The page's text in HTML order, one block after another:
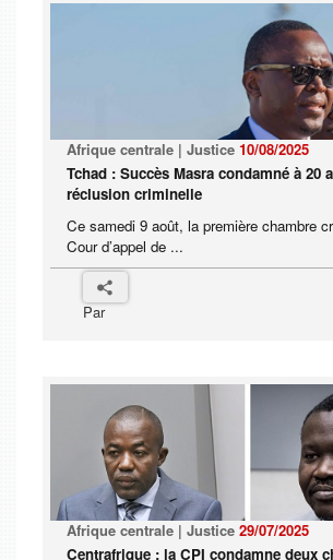
Afrique centrale | Justice 10/08/2025
Tchad : Succès Masra condamné à 20
réclusion criminelle
Ce samedi 9 août, la première chambre
Cour d’appel de ...
Par
Afrique centrale | Justice 29/07/2025
Centrafrique : la CPI condamne deux